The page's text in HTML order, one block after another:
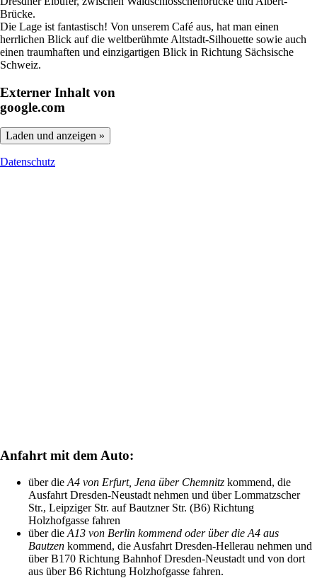
Brücke.
Die Lage ist fantastisch! Von unserem Café aus, hat man einen
herrlichen Blick auf die weltberühmte Altstadt-Silhouette sowie auch
einen traumhaften und einzigartigen Blick in Richtung Sächsische
Schweiz.
Externer Inhalt von
google.com
Laden und anzeigen »
Datenschutz
Anfahrt mit dem Auto:
über die A4 von Erfurt, Jena über Chemnitz kommend, die
Ausfahrt Dresden-Neustadt nehmen und über Lommatzscher
Str., Leipziger Str. auf Bautzner Str. (B6) Richtung
Holzhofgasse fahren
über die A13 von Berlin kommend oder über die A4 aus
Bautzen kommend, die Ausfahrt Dresden-Hellerau nehmen und
über B170 Richtung Bahnhof Dresden-Neustadt und von dort
aus über B6 Richtung Holzhofgasse fahren.